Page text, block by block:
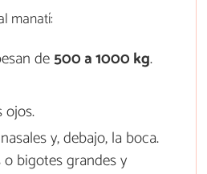
manatí:
de500 a 1000 kg.
ojos.
y, debajo, la boca.
bigotes grandes y